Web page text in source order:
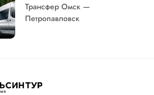
Трансфер Омск —
Петропавловск